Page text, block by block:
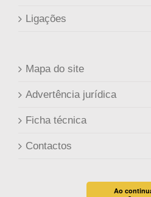
Ligações
Mapa do site
Advertência jurídica
Ficha técnica
Contactos
Ao